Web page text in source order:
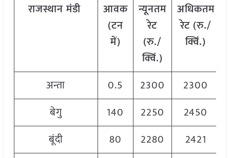
राजस्थानमंडी
आवक
(टन
में)
न्यूनतम
रेट
(रु./
क्विं.)
अधिकतम
रेट (रु./
क्विं.)
अन्ता
0.5 2300 2300
बेगु
140 2250 2450
बूंदी
80 2280 2421